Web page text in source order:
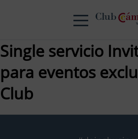
Single servicio
para eventos
Club